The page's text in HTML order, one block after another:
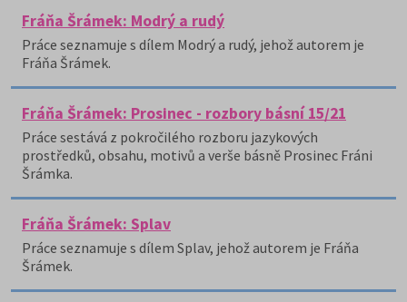
Fráňa Šrámek: Modrý a rudý
Práce seznamuje s dílem Modrý a rudý, jehož autorem je
Fráňa Šrámek.
Fráňa Šrámek: Prosinec - rozbory básní 15/21
Práce sestává z pokročilého rozboru jazykových
prostředků, obsahu, motivů a verše básně Prosinec Fráni
Šrámka.
Fráňa Šrámek: Splav
Práce seznamuje s dílem Splav, jehož autorem je Fráňa
Šrámek.